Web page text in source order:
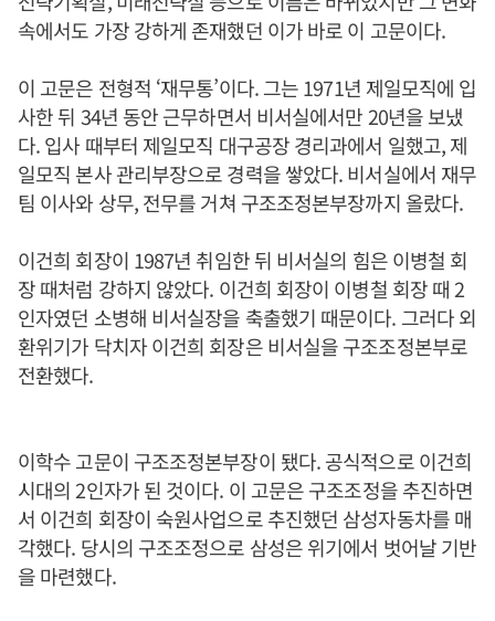
속에서도 가장 강하게 존재했던 이가 바로 이 고문이다.
이 고문은 전형적 ‘재무통’이다. 그는 1971년 제일모직에 입
사한 뒤 34년 동안 근무하면서 비서실에서만 20년을 보냈
다. 입사 때부터 제일모직 대구공장 경리과에서 일했고, 제
일모직 본사 관리부장으로 경력을 쌓았다. 비서실에서 재무
팀 이사와 상무, 전무를 거쳐 구조조정본부장까지 올랐다.
이건희 회장이 1987년 취임한 뒤 비서실의 힘은 이병철 회
장 때처럼 강하지 않았다. 이건희 회장이 이병철 회장 때 2
인자였던 소병해 비서실장을 축출했기 때문이다. 그러다 외
환위기가 닥치자 이건희 회장은 비서실을 구조조정본부로
전환했다.
이학수 고문이 구조조정본부장이 됐다. 공식적으로 이건희
시대의 2인자가 된 것이다. 이 고문은 구조조정을 추진하면
서 이건희 회장이 숙원사업으로 추진했던 삼성자동차를 매
각했다. 당시의 구조조정으로 삼성은 위기에서 벗어날 기반
을 마련했다.